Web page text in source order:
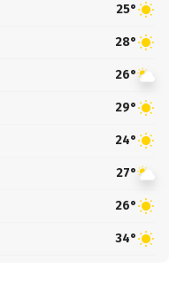
25°
28°
26°
29°
24°
27°
26°
34°